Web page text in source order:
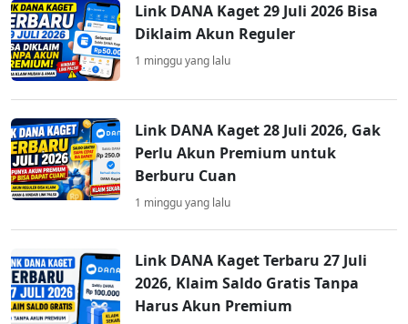
Link DANA Kaget 29 Juli 2026 Bisa
Diklaim Akun Reguler
1 minggu yang lalu
Link DANA Kaget 28 Juli 2026, Gak
Perlu Akun Premium untuk
Berburu Cuan
1 minggu yang lalu
Link DANA Kaget Terbaru 27 Juli
2026, Klaim Saldo Gratis Tanpa
Harus Akun Premium